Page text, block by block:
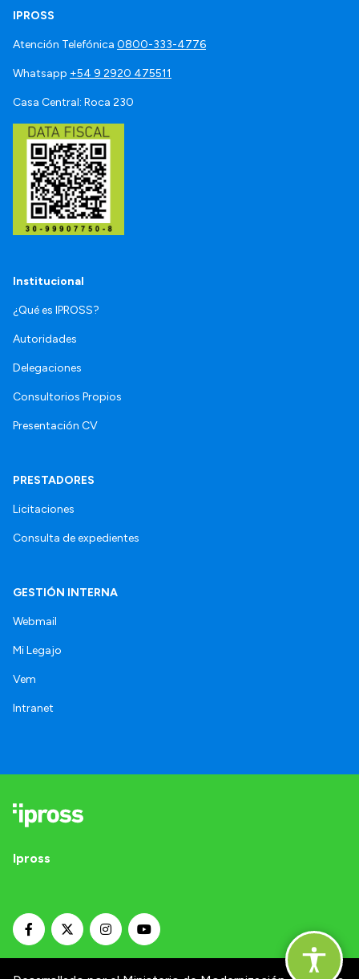
IPROSS
Atención Telefónica 0800-333-4776
Whatsapp +54 9 2920 475511
Casa Central: Roca 230
Institucional
¿Qué es IPROSS?
Autoridades
Delegaciones
Consultorios Propios
Presentación CV
PRESTADORES
Licitaciones
Consulta de expedientes
GESTIÓN INTERNA
Webmail
Mi Legajo
Vem
Intranet
Ipross